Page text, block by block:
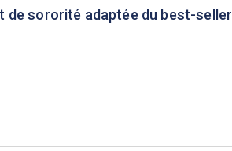
de sororité adaptée du best-seller